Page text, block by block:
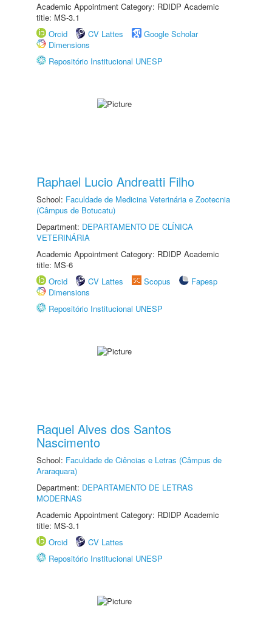
Academic Appointment Category: RDIDP Academic
title: MS-3.1
Orcid
CV Lattes
Google Scholar
Dimensions
Repositório Institucional UNESP
Raphael Lucio Andreatti Filho
School: Faculdade de Medicina Veterinária e Zootecnia
(Câmpus de Botucatu)
Department: DEPARTAMENTO DE CLÍNICA
VETERINÁRIA
Academic Appointment Category: RDIDP Academic
title: MS-6
Orcid
CV Lattes Scopus
Fapesp
Dimensions
Repositório Institucional UNESP
Raquel Alves dos Santos
Nascimento
School: Faculdade de Ciências e Letras (Câmpus de
Araraquara)
Department: DEPARTAMENTO DE LETRAS
MODERNAS
Academic Appointment Category: RDIDP Academic
title: MS-3.1
Orcid
CV Lattes
Repositório Institucional UNESP